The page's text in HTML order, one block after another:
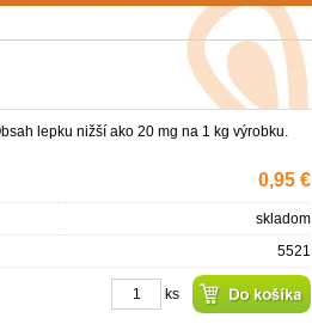
lepku nižší ako 20 mg na 1 kg výrobku.
0,95 €
skladom
5521
ks